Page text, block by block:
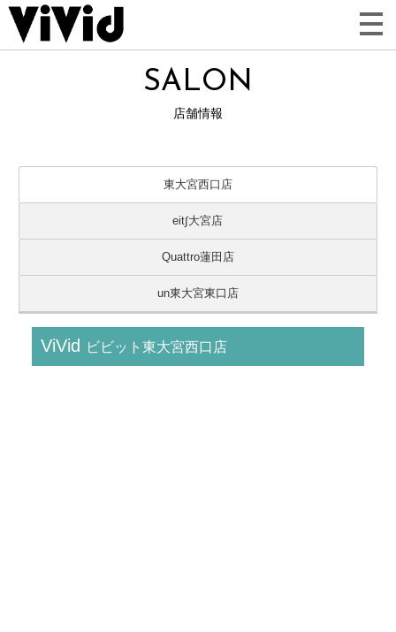
SALON
店舗情報
東大宮西口店
eit∫大宮店
Quattro蓮田店
un東大宮東口店
ViVid ビビット東大宮西口店